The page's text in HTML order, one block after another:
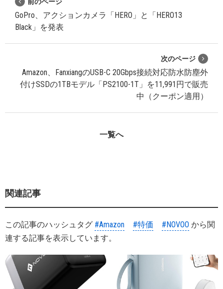
GoPro、アクションカメラ「HERO」と「HERO13
Black」を発表
次のページ
Amazon、FanxiangのUSB-C 20Gbps接続対応防水防塵外
付けSSDの1TBモデル「PS2100-1T」を11,991円で販売
中（クーポン適用）
一覧へ
関連記事
この記事のハッシュタグ #Amazon #特価 #NOVOO から関
連する記事を表示しています。